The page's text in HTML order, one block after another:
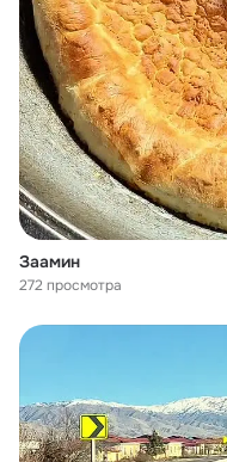
Заамин
272 просмотра